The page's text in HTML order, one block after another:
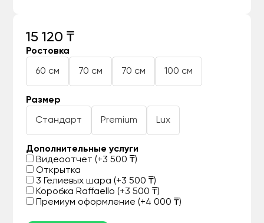
15 120 ₸
Ростовка
60 см 70 см 70 см 100 см
Размер
Стандарт Premium Lux
Дополнительные услуги
Видеоотчет (+3 500 ₸)
Открытка
3 Гелиевых шара (+3 500 ₸)
Коробка Raffaello (+3 500 ₸)
Премиум оформление (+4 000 ₸)